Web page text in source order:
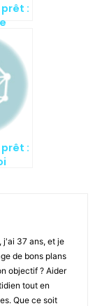
:
:
j'ai 37 ans, et je
de bons plans
objectif ? Aider
tout en
Que ce soit